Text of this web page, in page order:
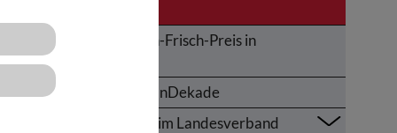
Karl-von-Frisch-Preis in
UNOzeanDekade
Themen im Landesverband